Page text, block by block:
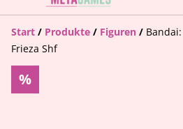
Start / Produkte / Figuren /
Frieza Shf
%